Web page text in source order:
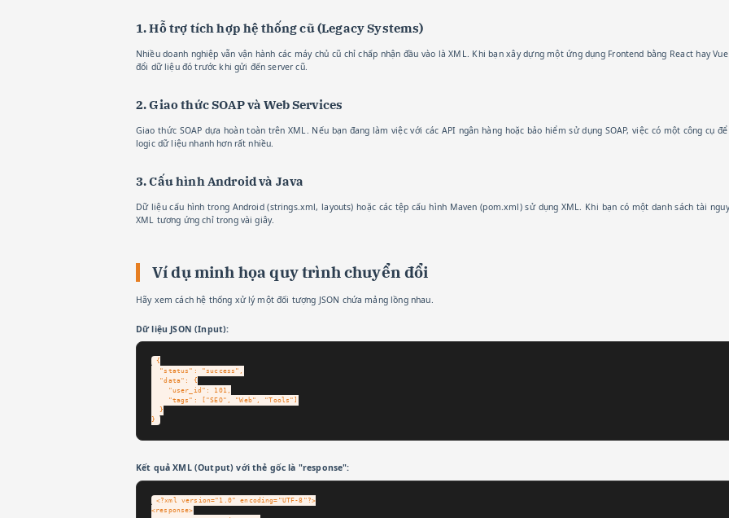
1. Hỗ trợ tích hợp hệ thống cũ (Legacy Systems)
Nhiều doanh nghiệp vẫn vận hành các máy chủ cũ chỉ chấp nhận đầu vào là XML. Khi bạn xây dựng một ứng dụng Frontend bằng React hay
đổi dữ liệu đó trước khi gửi đến server cũ.
2. Giao thức SOAP và Web Services
Giao thức SOAP dựa hoàn toàn trên XML. Nếu bạn đang làm việc với các API ngân hàng hoặc bảo hiểm sử dụng SOAP, việc có một công cụ
logic dữ liệu nhanh hơn rất nhiều.
3. Cấu hình Android và Java
Dữ liệu cấu hình trong Android (strings.xml, layouts) hoặc các tệp cấu hình Maven (pom.xml) sử dụng XML. Khi bạn có một danh sách tài
XML tương ứng chỉ trong vài giây.
Ví dụ minh họa quy trình chuyển đổi
Hãy xem cách hệ thống xử lý một đối tượng JSON chứa mảng lồng nhau.
Dữ liệu JSON (Input):
{
  "status": "success",
  "data": {
    "user_id": 101,
    "tags": ["SEO", "Web", "Tools"]
  }
}
Kết quả XML (Output) với thẻ gốc là "response":
<?xml version="1.0" encoding="UTF-8"?>
<response>